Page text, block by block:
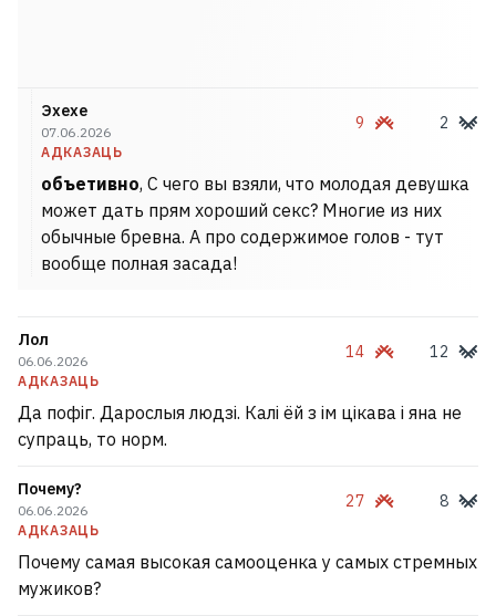
Эхехе
07.06.2026
АДКАЗАЦЬ
9 2
объетивно, С чего вы взяли, что молодая девушка
может дать прям хороший секс? Многие из них
обычные бревна. А про содержимое голов - тут
вообще полная засада!
Лол
06.06.2026
АДКАЗАЦЬ
14 12
Да пофіг. Дарослыя людзі. Калі ёй з ім цікава і яна не
супраць, то норм.
Почему?
06.06.2026
АДКАЗАЦЬ
27 8
Почему самая высокая самооценка у самых стремных
мужиков?